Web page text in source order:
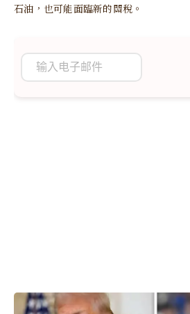
石油，也可能面臨新的關稅。